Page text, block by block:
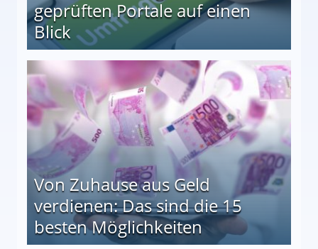
geprüften Portale auf einen
Blick
auf einen Blick
Von Zuhause aus Geld
verdienen: Das sind die 15
besten Möglichkeiten